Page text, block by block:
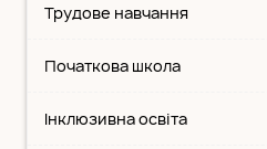
Трудове навчання
Початкова школа
Інклюзивна освіта